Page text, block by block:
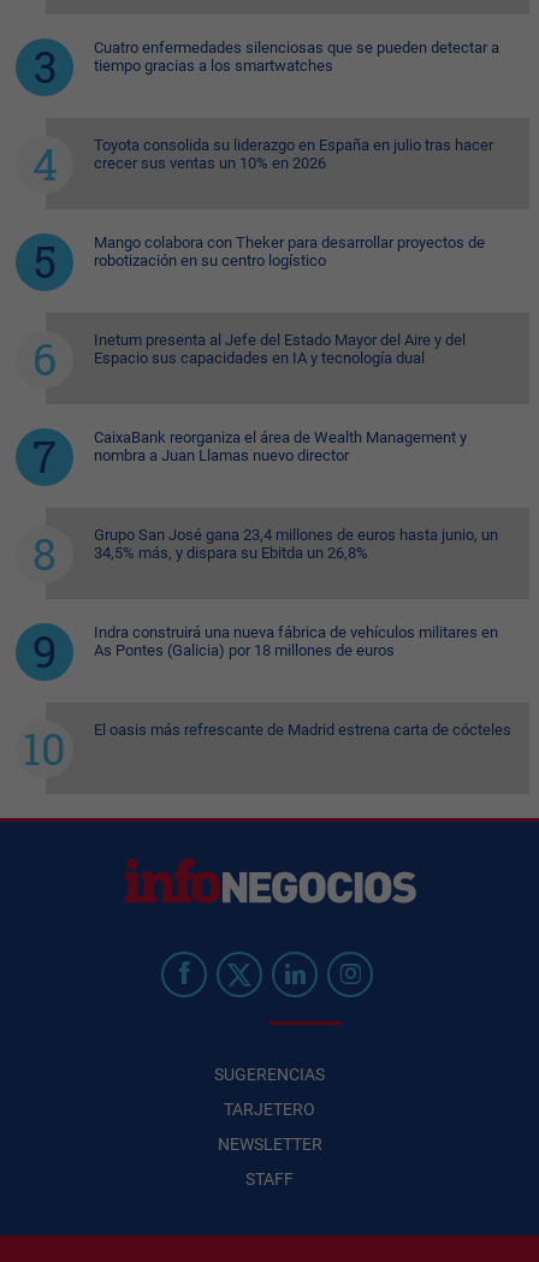
Cuatro enfermedades silenciosas que se pueden detectar a
tiempo gracias a los smartwatches
Toyota consolida su liderazgo en España en julio tras hacer
crecer sus ventas un 10% en 2026
Mango colabora con Theker para desarrollar proyectos de
robotización en su centro logístico
Inetum presenta al Jefe del Estado Mayor del Aire y del
Espacio sus capacidades en IA y tecnología dual
CaixaBank reorganiza el área de Wealth Management y
nombra a Juan Llamas nuevo director
Grupo San José gana 23,4 millones de euros hasta junio, un
34,5% más, y dispara su Ebitda un 26,8%
Indra construirá una nueva fábrica de vehículos militares en
As Pontes (Galicia) por 18 millones de euros
El oasis más refrescante de Madrid estrena carta de cócteles
SUGERENCIAS
TARJETERO
NEWSLETTER
STAFF